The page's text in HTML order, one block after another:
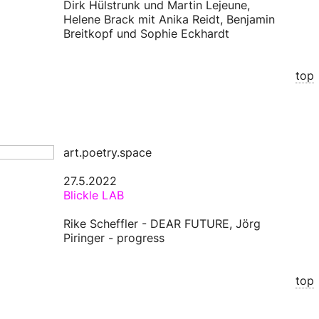
Dirk Hülstrunk und Martin Lejeune,
Helene Brack mit Anika Reidt, Benjamin
Breitkopf und Sophie Eckhardt
top
art.poetry.space
27.5.2022
Blickle LAB
Rike Scheffler - DEAR FUTURE, Jörg
Piringer - progress
top